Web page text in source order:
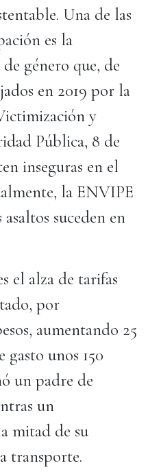
Una de las
es la
género que, de
en 2019 por la
y
Pública, 8 de
inseguras en el
la ENVIPE
suceden en
el alza de tarifas
por
aumentando 25
gasto unos 150
un padre de
un
mitad de su
transporte.